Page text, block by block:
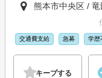
熊本市中央区 / 竜
交通費支給 急募 学歴
キープする